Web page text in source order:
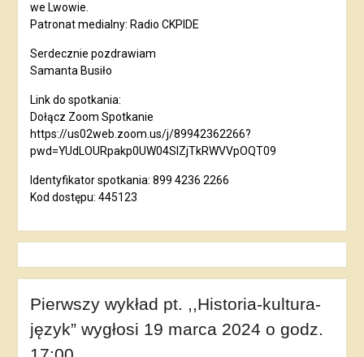
we Lwowie.
Patronat medialny: Radio CKPIDE
Serdecznie pozdrawiam
Samanta Busiło
Link do spotkania:
Dołącz Zoom Spotkanie
https://us02web.zoom.us/j/89942362266?
pwd=YUdLOURpakp0UW04SlZjTkRWVVpOQT09
Identyfikator spotkania: 899 4236 2266
Kod dostępu: 445123
Pierwszy wykład pt. ,,Historia-kultura-
język” wygłosi 19 marca 2024 o godz.